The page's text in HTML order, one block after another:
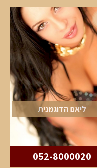
ליאם הדוגמנית
052-8000020